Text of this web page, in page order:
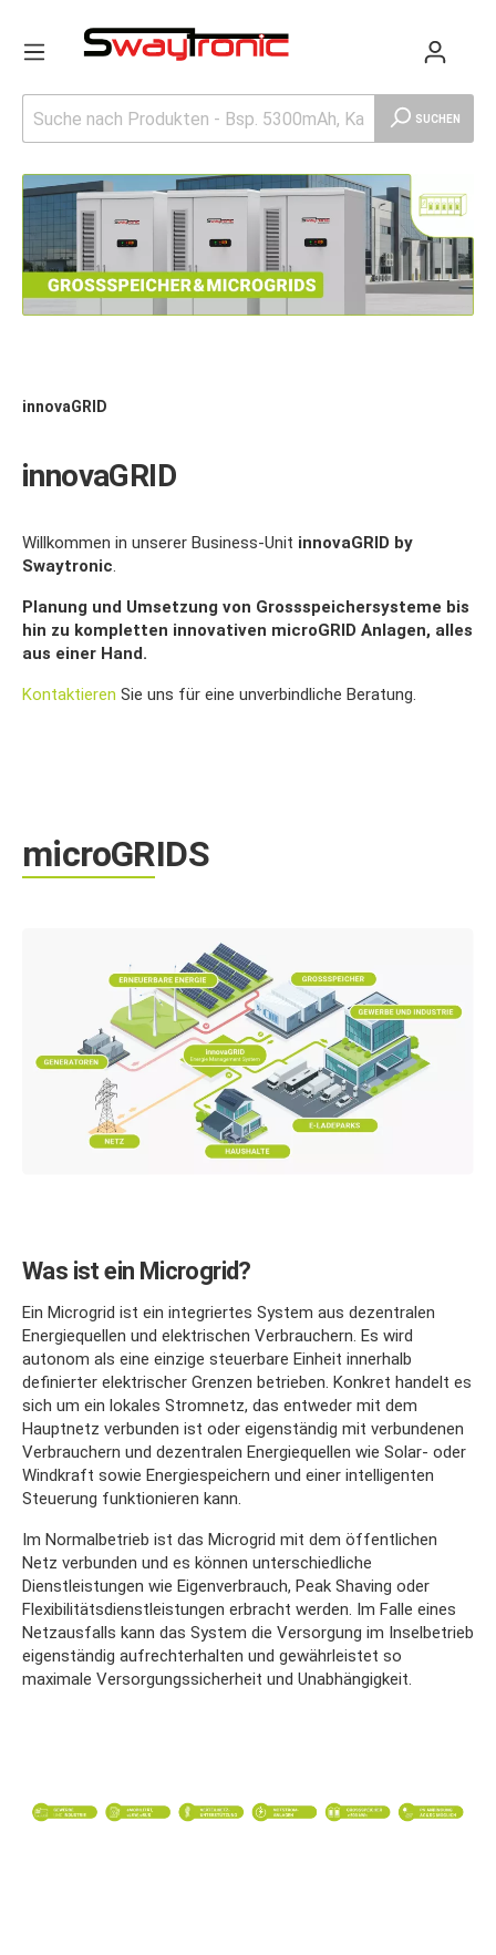
SUCHEN
innovaGRID
innovaGRID
Willkommen in unserer Business-Unit innovaGRID by
Swaytronic
Planung und Umsetzung von Grossspeichersysteme bis
hin zu kompletten innovativen microGRID Anlagen, alles
aus einer Hand.
Kontaktieren Sie uns für eine unverbindliche Beratung.
microGRIDS
Was ist ein Microgrid?
Ein Microgrid ist ein integriertes System aus dezentralen
Energiequellen und elektrischen Verbrauchern. Es wird
autonom als eine einzige steuerbare Einheit innerhalb
definierter elektrischer Grenzen betrieben. Konkret handelt es
sich um ein lokales Stromnetz, das entweder mit dem
Hauptnetz verbunden ist oder eigenständig mit verbundenen
Verbrauchern und dezentralen Energiequellen wie Solar- oder
Windkraft sowie Energiespeichern und einer intelligenten
Steuerung funktionieren kann.
Im Normalbetrieb ist das Microgrid mit dem öffentlichen
Netz verbunden und es können unterschiedliche
Dienstleistungen wie Eigenverbrauch, Peak Shaving oder
Flexibilitätsdienstleistungen erbracht werden. Im Falle eines
Netzausfalls kann das System die Versorgung im Inselbetrieb
eigenständig aufrechterhalten und gewährleistet so
maximale Versorgungssicherheit und Unabhängigkeit.